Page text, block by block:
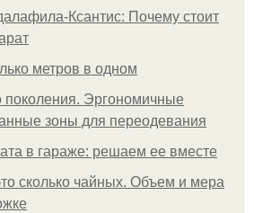
Ксантис: Почему стоит
метров в одном
поколения. Эргономичные
зоны для переодевания
в гараже: решаем ее вместе
сколько чайных. Объем и мера